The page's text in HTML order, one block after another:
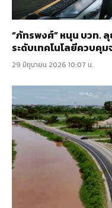
“ภัทรพงศ์” หนุน บวท.
ระดับเทคโนโลยีควบคุ
29 มิถุนายน 2026 10:07 น.